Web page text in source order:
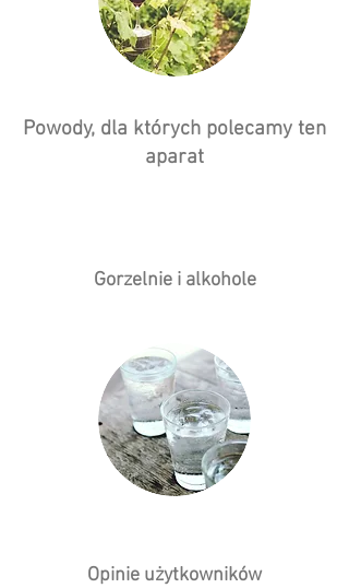
Powody, dla których polecamy ten
aparat
Gorzelnie i alkohole
Opinie użytkowników